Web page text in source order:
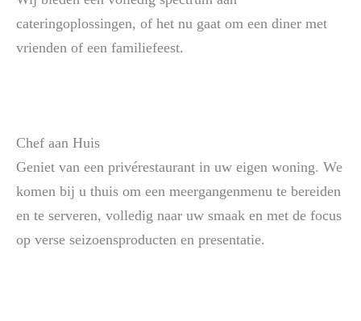
cateringoplossingen, of het nu gaat om een diner met
vrienden of een familiefeest.
Chef aan Huis
Geniet van een privérestaurant in uw eigen woning. We
komen bij u thuis om een meergangenmenu te bereiden
en te serveren, volledig naar uw smaak en met de focus
op verse seizoensproducten en presentatie.